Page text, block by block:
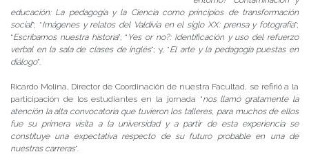
educación: La pedagogía y la Ciencia como principios de transformación
social”; “Imágenes y relatos del Valdivia en el siglo XX: prensa y fotografía”;
“Escribamos nuestra historia”; “ Yes or no?: Identificación y uso del refuerzo
verbal en la sala de clases de inglés”; y, “El arte y la pedagogía puestas en
diálogo”.
Ricardo Molina, Director de Coordinación de nuestra Facultad, se refirió a la
participación de los estudiantes en la jornada “nos llamó gratamente la
atención la alta convocatoria que tuvieron los talleres, para muchos de ellos
fue su primera visita a la universidad y a partir de esta experiencia se
constituye una expectativa respecto de su futuro probable en una de
nuestras carreras”.